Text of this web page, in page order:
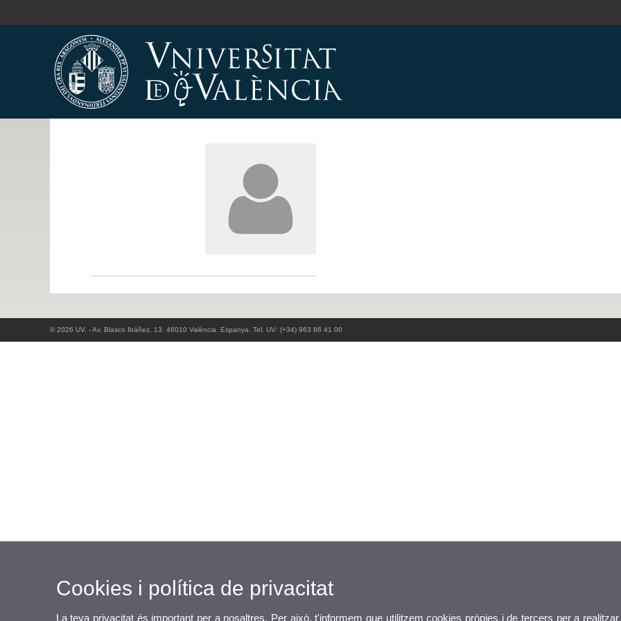
© 2026 UV. - Av. Blasco Ibáñez, 13. 46010 València. Espanya. Tel. UV: (+34) 963 86 41 00
Cookies i política de privacitat
La teva privacitat és important per a nosaltres. Per això, t'informem que utilitzem cookies pròpies i de tercers per a realitzar